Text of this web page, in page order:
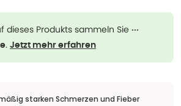
dieses Produkts sammeln Sie ···
. Jetzt mehr erfahren
starken Schmerzen und Fieber